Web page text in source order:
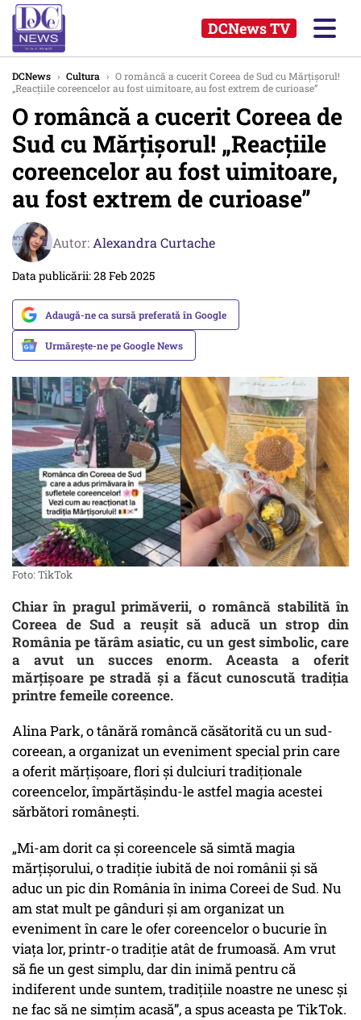
DCNews TV
DCNews › Cultura › O româncă a cucerit Coreea de Sud cu Mărțișorul!
„Reacțiile coreencelor au fost uimitoare, au fost extrem de curioase”
O româncă a cucerit Coreea de
Sud cu Mărțișorul! „Reacțiile
coreencelor au fost uimitoare,
au fost extrem de curioase”
Autor: Alexandra Curtache
Data publicării: 28 Feb 2025
Adaugă-ne ca sursă preferată în Google
Urmărește-ne pe Google News
Foto: TikTok
Chiar în pragul primăverii, o româncă stabilită în
Coreea de Sud a reușit să aducă un strop din
România pe tărâm asiatic, cu un gest simbolic, care
a avut un succes enorm. Aceasta a oferit
mărțișoare pe stradă și a făcut cunoscută tradiția
printre femeile coreence.
Alina Park, o tânără româncă căsătorită cu un sud-
coreean, a organizat un eveniment special prin care
a oferit mărțișoare, flori și dulciuri tradiționale
coreencelor, împărtășindu-le astfel magia acestei
sărbători românești.
„Mi-am dorit ca și coreencele să simtă magia
mărțișorului, o tradiție iubită de noi românii și să
aduc un pic din România în inima Coreei de Sud. Nu
am stat mult pe gânduri și am organizat un
eveniment în care le ofer coreencelor o bucurie în
viața lor, printr-o tradiție atât de frumoasă. Am vrut
să fie un gest simplu, dar din inimă pentru că
indiferent unde suntem, tradițiile noastre ne unesc și
ne fac să ne simțim acasă”,a spus aceasta pe TikTok.